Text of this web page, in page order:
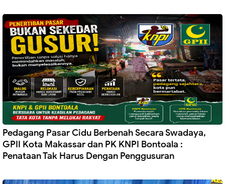
Pedagang Pasar Cidu Berbenah Secara Swadaya,
GPII Kota Makassar dan PK KNPI Bontoala :
Penataan Tak Harus Dengan Penggusuran